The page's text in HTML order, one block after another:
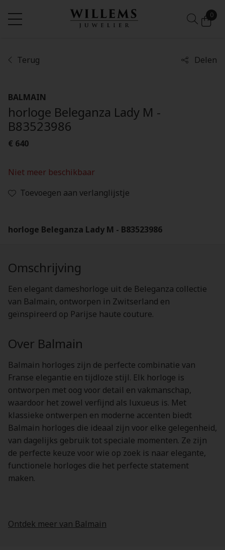
0
Terug Delen
BALMAIN
horloge Beleganza Lady M -
B83523986
€ 640
Niet meer beschikbaar
Toevoegen aan verlanglijstje
horloge Beleganza Lady M - B83523986
Omschrijving
Een elegant dameshorloge uit de Beleganza collectie
van Balmain, ontworpen in Zwitserland en
geïnspireerd op Parijse haute couture.
Over Balmain
Balmain horloges zijn de perfecte combinatie van
Franse elegantie en tijdloze stijl. Elk horloge is
ontworpen met oog voor detail en vakmanschap,
waardoor het zowel verfijnd als luxueus is. Met
klassieke ontwerpen en moderne accenten biedt
Balmain horloges die ideaal zijn voor elke gelegenheid,
van dagelijks gebruik tot speciale momenten. Ze zijn
de perfecte keuze voor wie op zoek is naar elegante,
functionele horloges die het perfecte statement
maken.
Ontdek meer van Balmain